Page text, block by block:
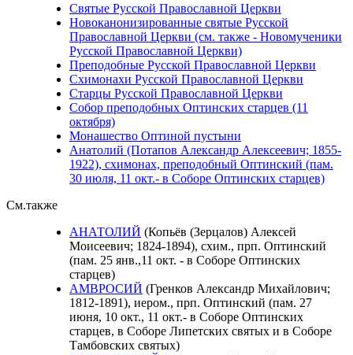
Святые Русской Православной Церкви
Новоканонизированные святые Русской
Православной Церкви (см. также - Новомученики
Русской Православной Церкви)
Преподобные Русской Православной Церкви
Схимонахи Русской Православной Церкви
Старцы Русской Православной Церкви
Собор преподобных Оптинских старцев (11
октября)
Монашество Оптиной пустыни
Анатолий (Потапов Александр Алексеевич; 1855-
1922), схимонах, преподобный Оптинский (пам.
30 июля, 11 окт.- в Соборе Оптинских старцев)
См.также
АНАТОЛИЙ (Копьёв (Зерцалов) Алексей
Моисеевич; 1824-1894), схим., прп. Оптинский
(пам. 25 янв.,11 окт. - в Соборе Оптинских
старцев)
АМВРОСИЙ (Гренков Александр Михайлович;
1812-1891), иером., прп. Оптинский (пам. 27
июня, 10 окт., 11 окт.- в Соборе Оптинских
старцев, в Соборе Липетских святых и в Соборе
Тамбовских святых)